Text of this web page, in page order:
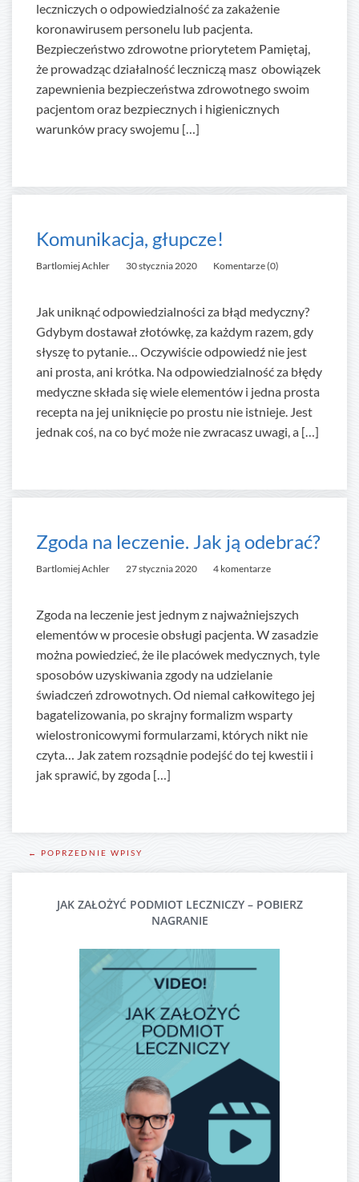
leczniczych o odpowiedzialność za zakażenie
koronawirusem personelu lub pacjenta.
Bezpieczeństwo zdrowotne priorytetem Pamiętaj,
że prowadząc działalność leczniczą masz obowiązek
zapewnienia bezpieczeństwa zdrowotnego swoim
pacjentom oraz bezpiecznych i higienicznych
warunków pracy swojemu […]
Komunikacja, głupcze!
Bartlomiej Achler 30 stycznia 2020 Komentarze (0)
Jak uniknąć odpowiedzialności za błąd medyczny?
Gdybym dostawał złotówkę, za każdym razem, gdy
słyszę to pytanie… Oczywiście odpowiedź nie jest
ani prosta, ani krótka. Na odpowiedzialność za błędy
medyczne składa się wiele elementów i jedna prosta
recepta na jej uniknięcie po prostu nie istnieje. Jest
jednak coś, na co być może nie zwracasz uwagi, a […]
Zgoda na leczenie. Jak ją odebrać?
Bartlomiej Achler 27 stycznia 2020 4 komentarze
Zgoda na leczenie jest jednym z najważniejszych
elementów w procesie obsługi pacjenta. W zasadzie
można powiedzieć, że ile placówek medycznych, tyle
sposobów uzyskiwania zgody na udzielanie
świadczeń zdrowotnych. Od niemal całkowitego jej
bagatelizowania, po skrajny formalizm wsparty
wielostronicowymi formularzami, których nikt nie
czyta… Jak zatem rozsądnie podejść do tej kwestii i
jak sprawić, by zgoda […]
← POPRZEDNIE WPISY
JAK ZAŁOŻYĆ PODMIOT LECZNICZY – POBIERZ
NAGRANIE